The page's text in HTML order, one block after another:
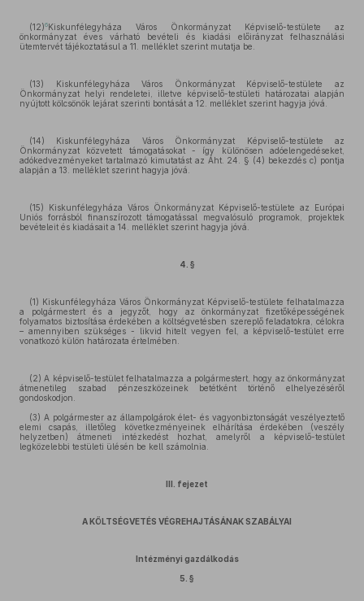
(12)6Kiskunfélegyháza Város Önkormányzat Képviselő-testülete az
önkormányzat éves várható bevételi és kiadási előirányzat felhasználási
ütemtervét tájékoztatásul a 11. melléklet szerint mutatja be.
(13) Kiskunfélegyháza Város Önkormányzat Képviselő-testülete az
Önkormányzat helyi rendeletei, illetve képviselő-testületi határozatai alapján
nyújtott kölcsönök lejárat szerinti bontását a 12. melléklet szerint hagyja jóvá.
(14) Kiskunfélegyháza Város Önkormányzat Képviselő-testülete az
Önkormányzat közvetett támogatásokat - így különösen adóelengedéseket,
adókedvezményeket tartalmazó kimutatást az Áht. 24. § (4) bekezdés c) pontja
alapján a 13. melléklet szerint hagyja jóvá.
(15) Kiskunfélegyháza Város Önkormányzat Képviselő-testülete az Európai
Uniós forrásból finanszírozott támogatással megvalósuló programok, projektek
bevételeit és kiadásait a 14. melléklet szerint hagyja jóvá.
4. §
(1) Kiskunfélegyháza Város Önkormányzat Képviselő-testülete felhatalmazza
a polgármestert és a jegyzőt, hogy az önkormányzat fizetőképességének
folyamatos biztosítása érdekében a költségvetésben szereplő feladatokra, célokra
– amennyiben szükséges - likvid hitelt vegyen fel, a képviselő-testület erre
vonatkozó külön határozata értelmében.
(2) A képviselő-testület felhatalmazza a polgármestert, hogy az önkormányzat
átmenetileg szabad pénzeszközeinek betétként történő elhelyezéséről
gondoskodjon.
(3) A polgármester az állampolgárok élet- és vagyonbiztonságát veszélyeztető
elemi csapás, illetőleg következményeinek elhárítása érdekében (veszély
helyzetben) átmeneti intézkedést hozhat, amelyről a képviselő-testület
legközelebbi testületi ülésén be kell számolnia.
III. fejezet
A KÖLTSÉGVETÉS VÉGREHAJTÁSÁNAK SZABÁLYAI
Intézményi gazdálkodás
5. §